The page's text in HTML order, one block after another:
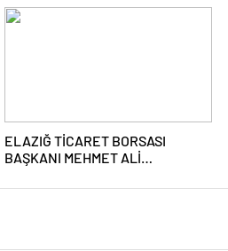
ELAZIĞ TİCARET BORSASI
BAŞKANI MEHMET ALİ
KADINLAR GÜNÜ MESAJI